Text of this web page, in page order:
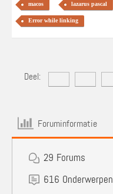
macos lazarus pascal
Error while linking
Deel:
Foruminformatie
29 Forums
616 Onderwerpen